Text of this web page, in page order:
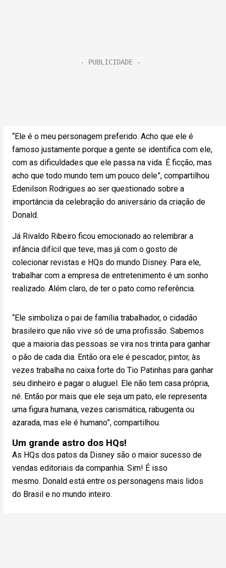
“Ele é o meu personagem preferido. Acho que ele é
famoso justamente porque a gente se identifica com ele,
com as dificuldades que ele passa na vida. É ficção, mas
acho que todo mundo tem um pouco dele”, compartilhou
Edenilson Rodrigues ao ser questionado sobre a
importância da celebração do aniversário da criação de
Donald.
Já Rivaldo Ribeiro ficou emocionado ao relembrar a
infância difícil que teve, mas já com o gosto de
colecionar revistas e HQs do mundo Disney. Para ele,
trabalhar com a empresa de entretenimento é um sonho
realizado. Além claro, de ter o pato como referência.
“Ele simboliza o pai de família trabalhador, o cidadão
brasileiro que não vive só de uma profissão. Sabemos
que a maioria das pessoas se vira nos trinta para ganhar
o pão de cada dia. Então ora ele é pescador, pintor, às
vezes trabalha no caixa forte do Tio Patinhas para ganhar
seu dinheiro e pagar o aluguel. Ele não tem casa própria,
né. Então por mais que ele seja um pato, ele representa
uma figura humana, vezes carismática, rabugenta ou
azarada, mas ele é humano”, compartilhou.
Um grande astro dos HQs!
As HQs dos patos da Disney são o maior sucesso de
vendas editoriais da companhia. Sim! É isso
mesmo. Donald está entre os personagens mais lidos
do Brasil e no mundo inteiro.